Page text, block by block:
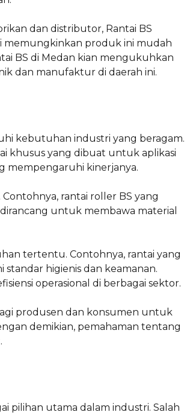
dan distributor, Rantai BS
memungkinkan produk ini mudah
BS di Medan kian mengukuhkan
dan manufaktur di daerah ini.
kebutuhan industri yang beragam.
khusus yang dibuat untuk aplikasi
mempengaruhi kinerjanya.
rantai roller BS yang
untuk membawa material
tertentu. Contohnya, rantai yang
higienis dan keamanan.
operasional di berbagai sektor.
produsen dan konsumen untuk
demikian, pemahaman tentang
pilihan utama dalam industri. Salah